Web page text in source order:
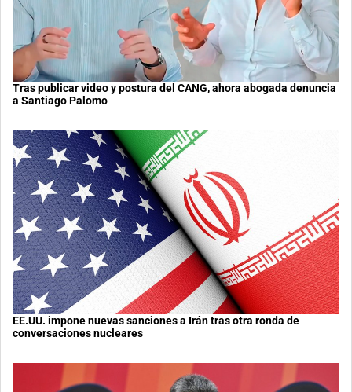
Tras publicar video y postura del CANG, ahora abogada denuncia
a Santiago Palomo
EE.UU. impone nuevas sanciones a Irán tras otra ronda de
conversaciones nucleares